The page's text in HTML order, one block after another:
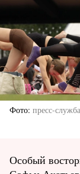
Фото пресс-служба
Особый